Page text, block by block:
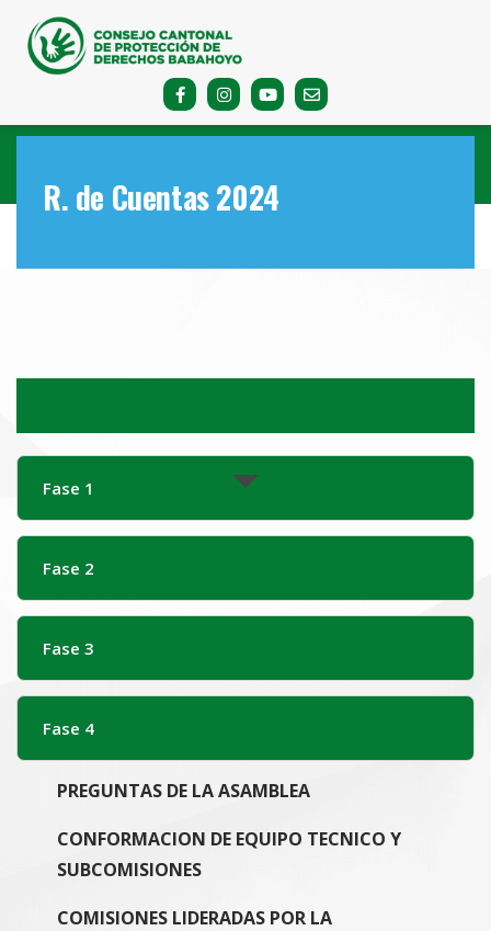
R. de Cuentas 2024
Fase 1
Fase 2
Fase 3
Fase 4
PREGUNTAS DE LA ASAMBLEA
CONFORMACION DE EQUIPO TECNICO Y
SUBCOMISIONES
COMISIONES LIDERADAS POR LA